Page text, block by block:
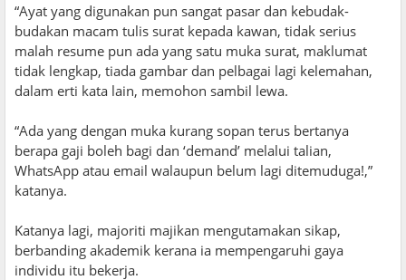
“Ayat yang digunakan pun sangat pasar dan kebudak-
budakan macam tulis surat kepada kawan, tidak serius
malah resume pun ada yang satu muka surat, maklumat
tidak lengkap, tiada gambar dan pelbagai lagi kelemahan,
dalam erti kata lain, memohon sambil lewa.
“Ada yang dengan muka kurang sopan terus bertanya
berapa gaji boleh bagi dan ‘demand’ melalui talian,
WhatsApp atau email walaupun belum lagi ditemuduga!,”
katanya.
Katanya lagi, majoriti majikan mengutamakan sikap,
berbanding akademik kerana ia mempengaruhi gaya
individu itu bekerja.